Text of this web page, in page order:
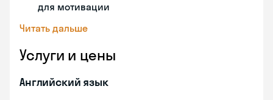
для мотивации
Читать дальше
Услуги и цены
Английский язык